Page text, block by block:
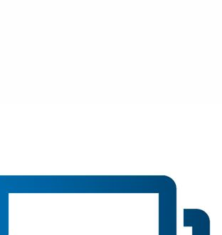
未注册，可立即免费注册！